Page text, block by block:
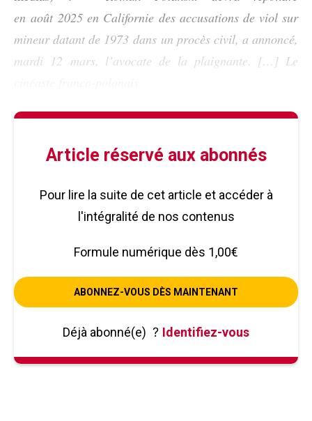
en août 2025 en Californie des accusations de viol sur
mineur datant de 1973 dans un procès civil, a annoncé,
mardi 12 mars, l’avocate de la plaignante. […] Le
Article réservé aux abonnés
Pour lire la suite de cet article et accéder à
l'intégralité de nos contenus
Formule numérique dès 1,00€
ABONNEZ-VOUS DÈS MAINTENANT
Déjà abonné(e) ? Identifiez-vous